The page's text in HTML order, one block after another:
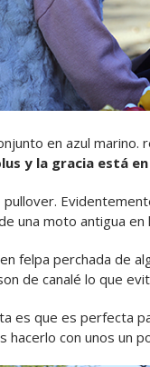
en azul marino.
y la gracia está
una moto antigua
felpa perchada de
de canalé lo que
es que es perfecta
hacerlo con unos un